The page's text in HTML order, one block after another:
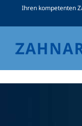
Inhalt
springen
Ihren kompetenten
Sorry! Not